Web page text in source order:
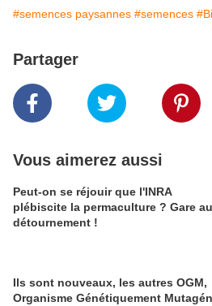
#semences paysannes #semences
Partager
Vous aimerez aussi
Peut-on se réjouir que l'INRA
plébiscite la permaculture ? Gare au
détournement !
Ils sont nouveaux, les autres OGM,
Organisme Génétiquement